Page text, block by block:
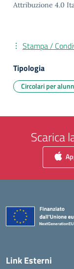
Attribuzione 4.0
Stampa /
Tipologia
Circolari per
Scarica
Link Esterni